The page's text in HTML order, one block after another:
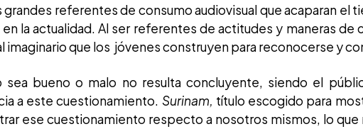
grandes referentes de consumo audiovisual que acaparan
en la actualidad. Al ser referentes de actitudes y maneras
imaginario que los jóvenes construyen para reconocerse y
sea bueno o malo no resulta concluyente, siendo el
a este cuestionamiento. Surinam, título escogido para
ese cuestionamiento respecto a nosotros mismos, lo